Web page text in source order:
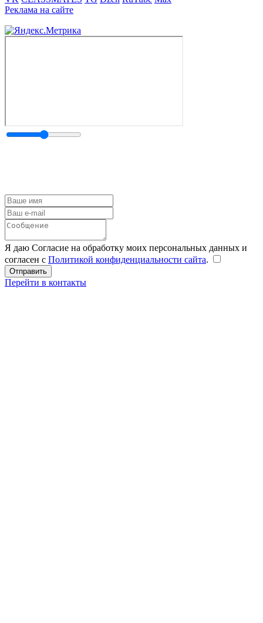
Реклама на сайте
Я даю Согласие на обработку моих персональных данных и
согласен с Политикой конфиденциальности сайта.
Перейти в контакты